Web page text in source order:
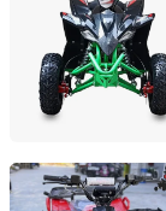
Zhejiang,
Yongkang